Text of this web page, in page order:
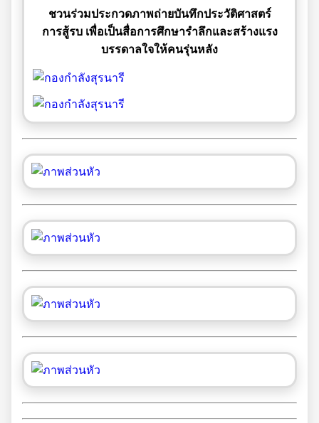
ชวนร่วมประกวดภาพถ่ายบันทึกประวัติศาสตร์
การสู้รบ เพื่อเป็นสื่อการศึกษารำลึกและสร้างแรง
บรรดาลใจให้คนรุ่นหลัง